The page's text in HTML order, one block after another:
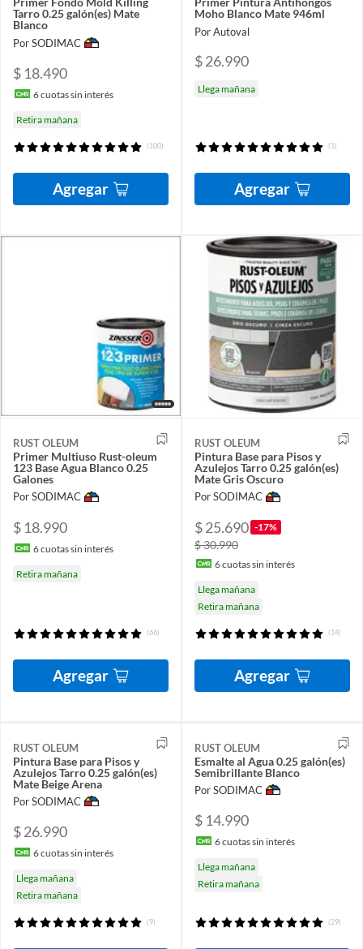
Tarro 0.25 galón(es) Mate
Blanco
Por SODIMAC
$ 18.490
6cuotas sin interés
Retira mañana
(100)
Agregar
Moho Blanco Mate 946ml
Por Autoval
$ 26.990
Llega mañana
(1)
Agregar
RUST OLEUM
Primer Multiuso Rust-oleum
123 Base Agua Blanco 0.25
Galones
Por SODIMAC
$ 18.990
6cuotas sin interés
Retira mañana
(66)
Agregar
RUST OLEUM
Pintura Base para Pisos y
Azulejos Tarro 0.25 galón(es)
Mate Gris Oscuro
Por SODIMAC
$ 25.690 -17%
$ 30.990
6cuotas sin interés
Llega mañana
Retira mañana
(14)
Agregar
RUST OLEUM
Pintura Base para Pisos y
Azulejos Tarro 0.25 galón(es)
Mate Beige Arena
Por SODIMAC
$ 26.990
6cuotas sin interés
Llega mañana
Retira mañana
(9)
RUST OLEUM
Esmalte al Agua 0.25 galón(es)
Semibrillante Blanco
Por SODIMAC
$ 14.990
6cuotas sin interés
Llega mañana
Retira mañana
(29)